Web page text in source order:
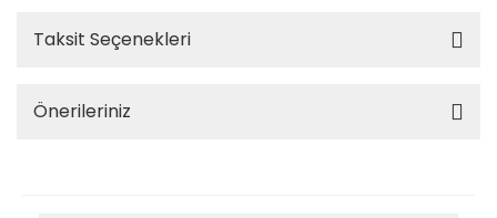
Taksit Seçenekleri
Önerileriniz